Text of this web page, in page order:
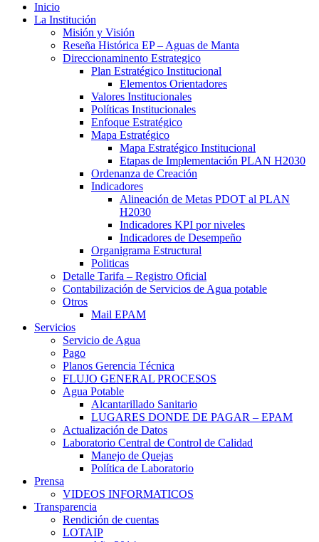
Inicio
La Institución
Misión y Visión
Reseña Histórica EP – Aguas de Manta
Direccionaminento Estrategico
Plan Estratégico Institucional
Elementos Orientadores
Valores Institucionales
Políticas Institucionales
Enfoque Estratégico
Mapa Estratégico
Mapa Estratégico Institucional
Etapas de Implementación PLAN H2030
Ordenanza de Creación
Indicadores
Alineación de Metas PDOT al PLAN
H2030
Indicadores KPI por niveles
Indicadores de Desempeño
Organigrama Estructural
Politicas
Detalle Tarifa – Registro Oficial
Contabilización de Servicios de Agua potable
Otros
Mail EPAM
Servicios
Servicio de Agua
Pago
Planos Gerencia Técnica
FLUJO GENERAL PROCESOS
Agua Potable
Alcantarillado Sanitario
LUGARES DONDE DE PAGAR – EPAM
Actualización de Datos
Laboratorio Central de Control de Calidad
Manejo de Quejas
Política de Laboratorio
Prensa
VIDEOS INFORMATICOS
Transparencia
Rendición de cuentas
LOTAIP